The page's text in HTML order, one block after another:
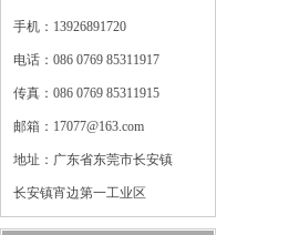
手机：13926891720
电话：086 0769 85311917
传真：086 0769 85311915
邮箱：17077@163.com
地址：广东省东莞市长安镇
长安镇宵边第一工业区